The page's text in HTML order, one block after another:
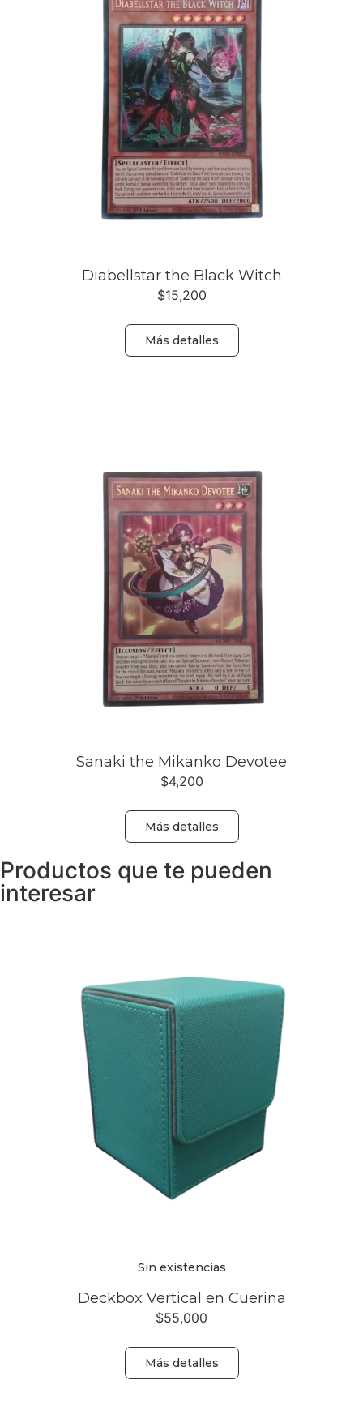
Diabellstar the Black Witch
$15,200
Más detalles
Sanaki the Mikanko Devotee
$4,200
Más detalles
Productos que te pueden
interesar
Sin existencias
Deckbox Vertical en Cuerina
$55,000
Más detalles